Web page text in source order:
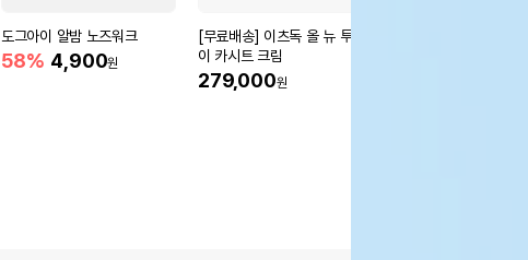
도그아이 알밤 노즈워크
58% 4,900원
[무료배송] 이츠독 올 뉴 투웨
이 카시트 크림
279,000원